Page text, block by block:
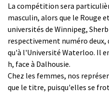
La compétition sera
masculin, alors que le Rouge
universités de Winnipeg,
respectivement numéro deux,
qu'à l'Université Waterloo. Il
h, face à Dalhousie.
Chez les femmes, nos
que le titre, puisqu'elles se